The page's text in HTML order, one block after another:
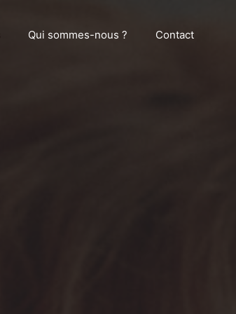
Qui sommes-nous ? Contact